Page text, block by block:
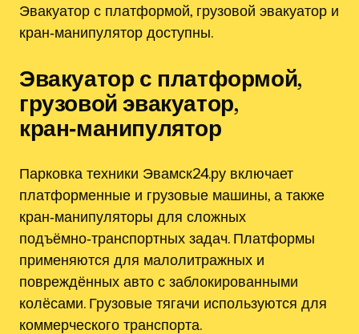
Эвакуатор с платформой, грузовой эвакуатор и
кран‑манипулятор доступны.
Эвакуатор с платформой,
грузовой эвакуатор,
кран‑манипулятор
Парковка техники Эвамск24.ру включает
платформенные и грузовые машины, а также
кран‑манипуляторы для сложных
подъёмно‑транспортных задач. Платформы
применяются для малолитражных и
повреждённых авто с заблокированными
колёсами. Грузовые тягачи используются для
коммерческого транспорта.